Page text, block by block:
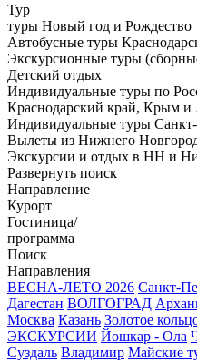
Тур
туры Новый год и Рождество
Автобусные туры
Экскурсионные туры
Детский отдых
Индивидуальные туры по
Краснодарский край, Крым и
Индивидуальные туры
Вылеты из Нижнего
Экскурсии и отдых в НН и
Развернуть поиск
Направление
Курорт
Гостиница/
программа
Поиск
Направления
ВЕСНА-ЛЕТО 2026 Санкт-
Дагестан ВОЛГОГРАД
Москва Казань Золотое
ЭКСКУРСИИ Йошкар - Ола
Суздаль Владимир Майские